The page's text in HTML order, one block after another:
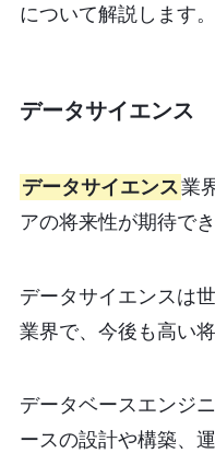
について解説します。
データサイエンス
データサイエンス業
アの将来性が期待で
データサイエンスは
業界で、今後も高い
データベースエンジ
ースの設計や構築、運